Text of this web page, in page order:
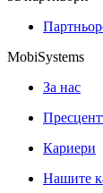
MobiSystems
За нас
Кариери
Нашите